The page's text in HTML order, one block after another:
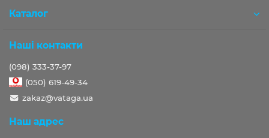
Каталог
Наші контакти
(098) 333-37-97
(050) 619-49-34
zakaz@vataga.ua
Наш адрес